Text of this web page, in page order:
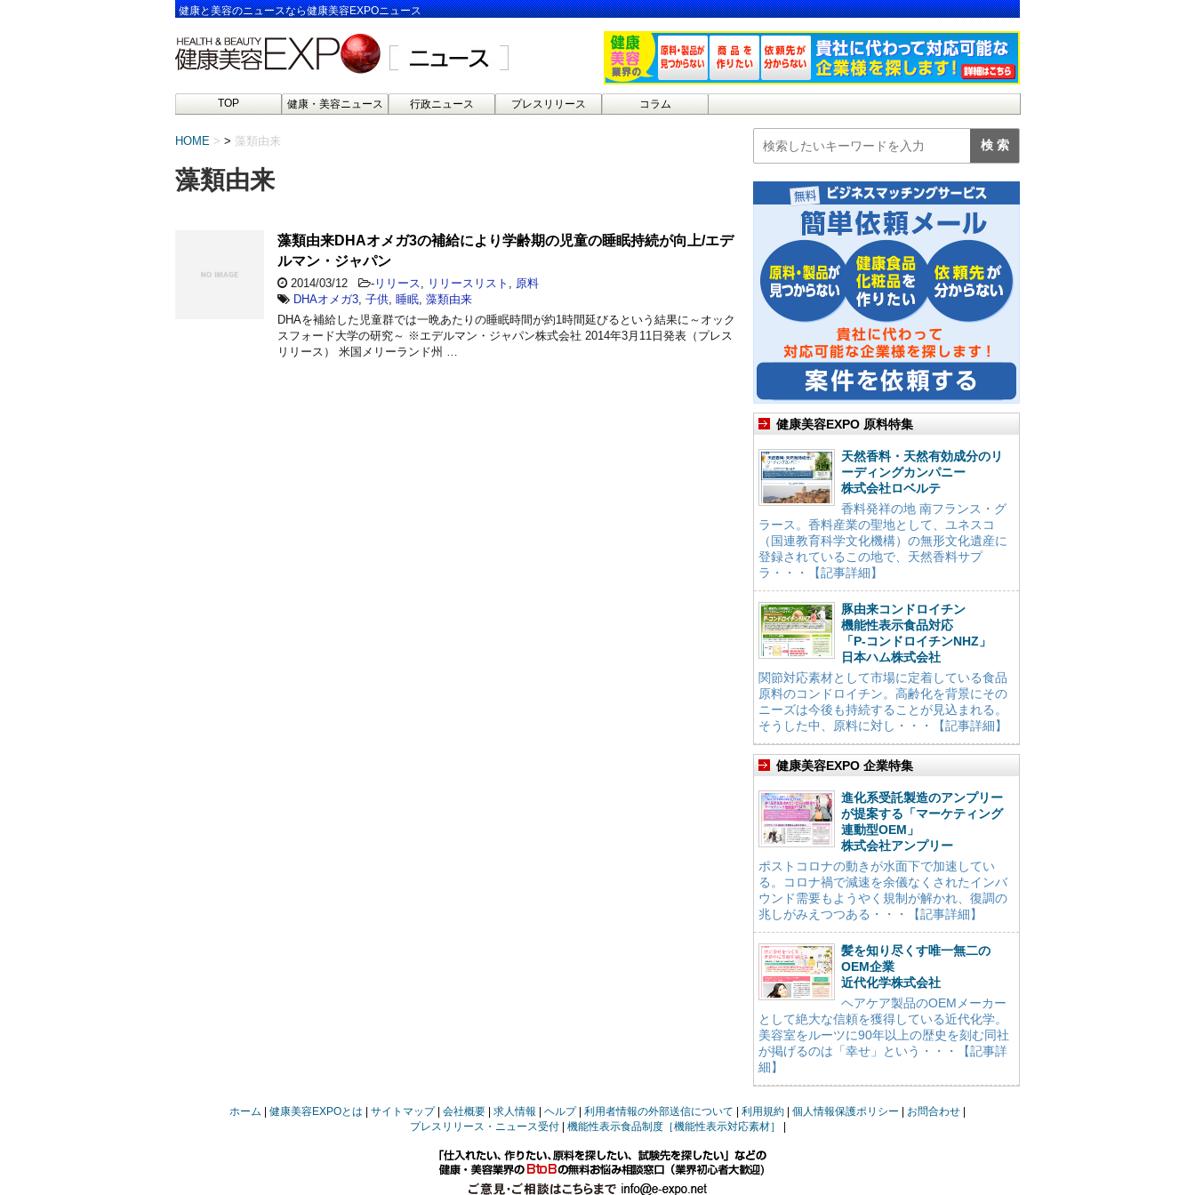
健康と美容のニュースなら健康美容EXPOニュース
TOP 健康・美容ニュース 行政ニュース プレスリリース コラム
HOME > 藻類由来
藻類由来
藻類由来DHAオメガ3の補給により学齢期の児童の睡眠持続が向上/エデ
ルマン・ジャパン
2014/03/12 - リリース リリースリスト
原料
DHAオメガ3 子供 睡眠 藻類由来
DHAを補給した児童群では一晩あたりの睡眠時間が約1時間延びるという結果に～オック
スフォード大学の研究～ ※エデルマン・ジャパン株式会社 2014年3月11日発表（プレス
リリース） 米国メリーランド州 …
健康美容EXPO 原料特集
天然香料・天然有効成分のリ
ーディングカンパニー
株式会社ロベルテ
香料発祥の地 南フランス・グ
ラース。香料産業の聖地として、ユネスコ
（国連教育科学文化機構）の無形文化遺産に
登録されているこの地で、天然香料サプ
ラ・・・【記事詳細】
豚由来コンドロイチン
機能性表示食品対応
「P-コンドロイチンNHZ」
日本ハム株式会社
関節対応素材として市場に定着している食品
原料のコンドロイチン。高齢化を背景にその
ニーズは今後も持続することが見込まれる。
そうした中、原料に対し・・・【記事詳細】
健康美容EXPO 企業特集
進化系受託製造のアンプリー
が提案する「マーケティング
連動型OEM」
株式会社アンプリー
ポストコロナの動きが水面下で加速してい
る。コロナ禍で減速を余儀なくされたインバ
ウンド需要もようやく規制が解かれ、復調の
兆しがみえつつある・・・【記事詳細】
髪を知り尽くす唯一無二の
OEM企業
近代化学株式会社
ヘアケア製品のOEMメーカー
として絶大な信頼を獲得している近代化学。
美容室をルーツに90年以上の歴史を刻む同社
が掲げるのは「幸せ」という・・・【記事詳
細】
ホーム 健康美容EXPOとは サイトマップ 会社概要 求人情報 ヘルプ 利用者情報の外部送信について 利用規約 個人情報保護ポリシー
お問合わせ
プレスリリース・ニュース受付
機能性表示食品制度［機能性表示対応素材］